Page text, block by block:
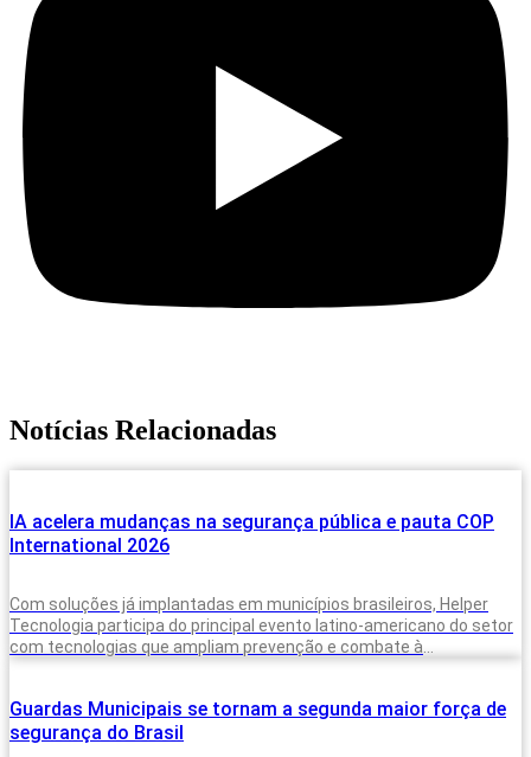
Notícias Relacionadas
IA acelera mudanças na segurança pública e pauta COP
International 2026
Com soluções já implantadas em municípios brasileiros, Helper
Tecnologia participa do principal evento latino-americano do setor
com tecnologias que ampliam prevenção e combate à
Guardas Municipais se tornam a segunda maior força de
segurança do Brasil